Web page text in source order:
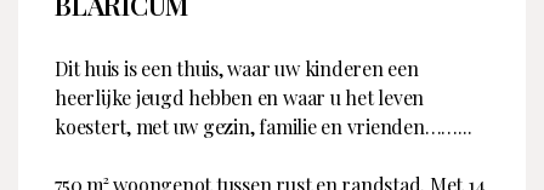
Dit huis is een thuis, waar uw kinderen een
heerlijke jeugd hebben en waar u het leven
koestert, met uw gezin, familie en vrienden……...
750 m² woongenot tussen rust en randstad. Met 14
Vraagprijs
€ 3.950.000 k. k.
Koopconditie
k. k.
Aangeboden sinds
30 januari 2024
Makelaars in het Gooi
Adres
Brink 34